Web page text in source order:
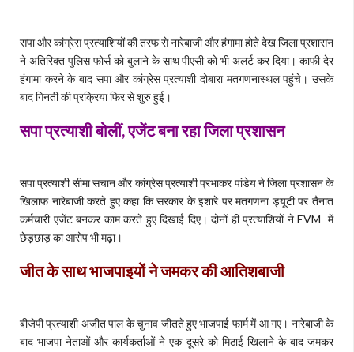
सपा और कांग्रेस प्रत्याशियों की तरफ से नारेबाजी और हंगामा होते देख जिला प्रशासन
ने अतिरिक्त पुलिस फोर्स को बुलाने के साथ पीएसी को भी अलर्ट कर दिया। काफी देर
हंगामा करने के बाद सपा और कांग्रेस प्रत्याशी दोबारा मतगणनास्थल पहुंचे। उसके
बाद गिनती की प्रक्रिया फिर से शुरु हुई।
सपा प्रत्याशी बोलीं, एजेंट बना रहा जिला प्रशासन
सपा प्रत्याशी सीमा सचान और कांग्रेस प्रत्याशी प्रभाकर पांडेय ने जिला प्रशासन के
खिलाफ नारेबाजी करते हुए कहा कि सरकार के इशारे पर मतगणना ड्यूटी पर तैनात
कर्मचारी एजेंट बनकर काम करते हुए दिखाई दिए। दोनों ही प्रत्याशियों ने EVM में
छेड़छाड़ का आरोप भी मढ़ा।
जीत के साथ भाजपाइयों ने जमकर की आतिशबाजी
बीजेपी प्रत्याशी अजीत पाल के चुनाव जीतते हुए भाजपाई फार्म में आ गए। नारेबाजी के
बाद भाजपा नेताओं और कार्यकर्ताओं ने एक दूसरे को मिठाई खिलाने के बाद जमकर